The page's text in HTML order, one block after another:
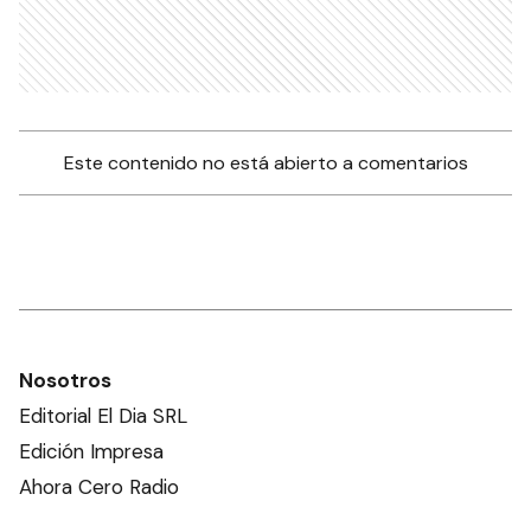
Este contenido no está abierto a comentarios
Nosotros
Editorial El Dia SRL
Edición Impresa
Ahora Cero Radio